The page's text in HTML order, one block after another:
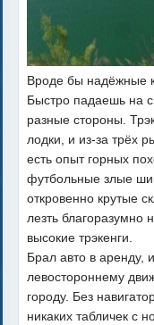
Вроде бы надёжные
Быстро падаешь на
разные стороны.
лодки, и из-за трёх
есть опыт горных
футбольные злые
откровенно крутые
лезть
высокие трэкенги.
Брал авто в аренду,
левостороннему
городу. Без
никаких табличек с